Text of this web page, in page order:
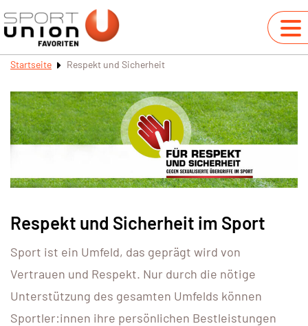
Startseite Respekt und Sicherheit
Respekt und Sicherheit im Sport
Sport ist ein Umfeld, das geprägt wird von
Vertrauen und Respekt. Nur durch die nötige
Unterstützung des gesamten Umfelds können
Sportler:innen ihre persönlichen Bestleistungen